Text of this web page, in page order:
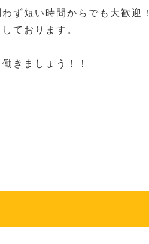
ず短い時間からでも大歓迎！
ております。
きましょう！！